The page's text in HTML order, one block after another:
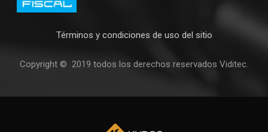
Términos y condiciones de uso del sitio
Copyright © 2019 todos los derechos reservados Viditec.